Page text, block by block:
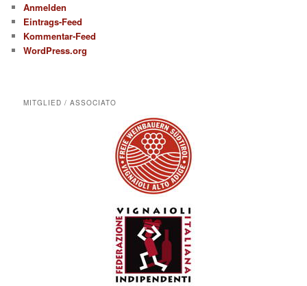
Anmelden
Eintrags-Feed
Kommentar-Feed
WordPress.org
MITGLIED / ASSOCIATO